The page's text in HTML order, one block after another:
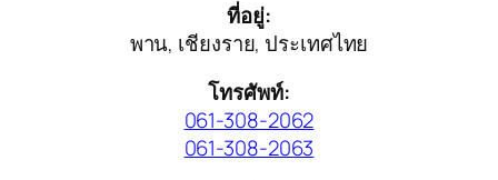
ที่อยู่:
พาน, เชียงราย, ประเทศไทย
โทรศัพท์:
061-308-2062
061-308-2063